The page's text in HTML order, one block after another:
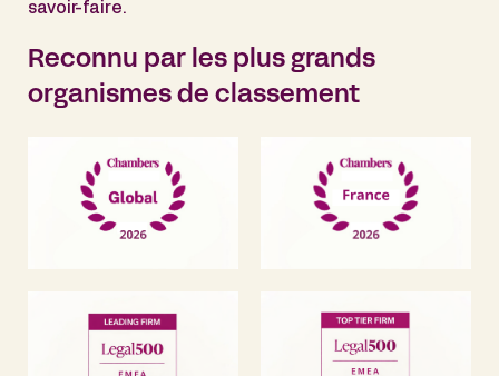
savoir-faire.
Reconnu par les plus grands
organismes de classement